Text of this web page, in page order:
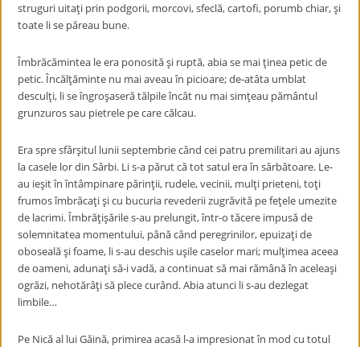
struguri uitaţi prin podgorii, morcovi, sfeclă, cartofi, porumb chiar, şi
toate li se păreau bune.
Îmbrăcămintea le era ponosită şi ruptă, abia se mai ţinea petic de
petic. Încălţăminte nu mai aveau în picioare; de-atâta umblat
desculţi, li se îngroşaseră tălpile încât nu mai simţeau pământul
grunzuros sau pietrele pe care călcau.
Era spre sfârşitul lunii septembrie când cei patru premilitari au ajuns
la casele lor din Sârbi. Li s-a părut că tot satul era în sărbătoare. Le-
au ieşit în întâmpinare părinţii, rudele, vecinii, mulţi prieteni, toţi
frumos îmbrăcaţi şi cu bucuria revederii zugrăvită pe feţele umezite
de lacrimi. Îmbrăţişările s-au prelungit, într-o tăcere impusă de
solemnitatea momentului, până când peregrinilor, epuizaţi de
oboseală şi foame, li s-au deschis uşile caselor mari; mulţimea aceea
de oameni, adunaţi să-i vadă, a continuat să mai rămână în aceleaşi
ogrăzi, nehotărâţi să plece curând. Abia atunci li s-au dezlegat
limbile…
Pe Nică al lui Găină, primirea acasă l-a impresionat în mod cu totul